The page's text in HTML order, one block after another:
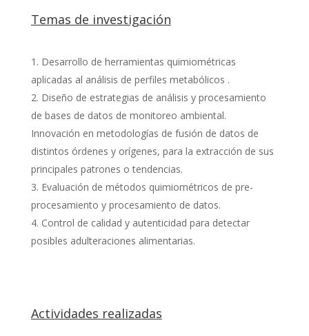
Temas de investigación
Desarrollo de herramientas quimiométricas
aplicadas al análisis de perfiles metabólicos .
Diseño de estrategias de análisis y procesamiento
de bases de datos de monitoreo ambiental.
Innovación en metodologías de fusión de datos de
distintos órdenes y orígenes, para la extracción de sus
principales patrones o tendencias.
Evaluación de métodos quimiométricos de pre-
procesamiento y procesamiento de datos.
Control de calidad y autenticidad para detectar
posibles adulteraciones alimentarias.
Actividades realizadas